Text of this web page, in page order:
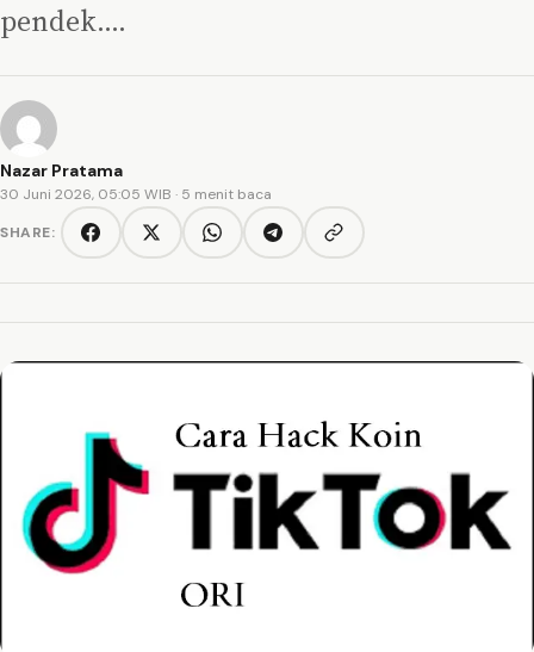
pendek.…
Nazar Pratama
30 Juni 2026, 05:05 WIB · 5 menit baca
SHARE:
FacebookTwitter/XWhatsAppTelegramCopy link